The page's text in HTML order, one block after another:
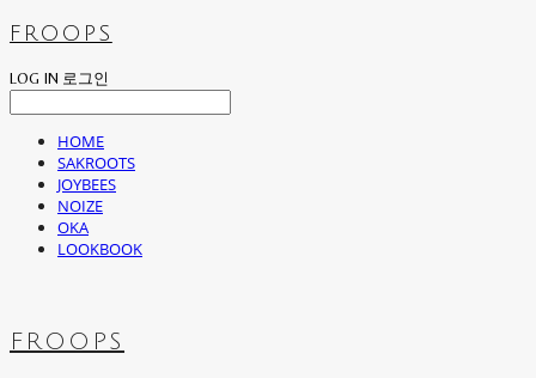
FROOPS
LOG IN 로그인
HOME
SAKROOTS
JOYBEES
NOIZE
OKA
LOOKBOOK
FROOPS